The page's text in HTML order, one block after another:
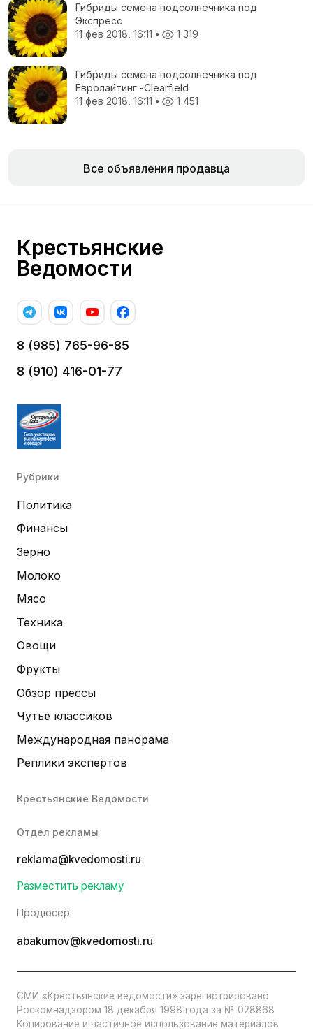
Гибриды семена подсолнечника под
Экспресс
11 фев 2018, 16:11 • 1 319
Гибриды семена подсолнечника под
Евролайтинг -Сlearfield
11 фев 2018, 16:11 • 1 451
Все объявления продавца
Крестьянские
Ведомости
8 (985) 765-96-85
8 (910) 416-01-77
Рубрики
Политика
Финансы
Зерно
Молоко
Мясо
Техника
Овощи
Фрукты
Обзор прессы
Чутьё классиков
Международная панорама
Реплики экспертов
Крестьянские Ведомости
Отдел рекламы
reklama@kvedomosti.ru
Разместить рекламу
Продюсер
abakumov@kvedomosti.ru
СМИ «Крестьянские ведомости» зарегистрировано
Роскомнадзором 18 декабря 1998 года за № 028868
Копирование и частичное использование материалов